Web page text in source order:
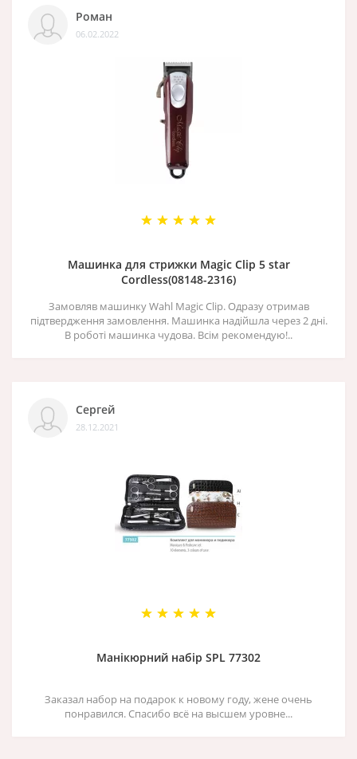
Роман
06.02.2022
Машинка для стрижки Magic Clip 5 star
Cordless(08148-2316)
Замовляв машинку Wahl Magic Clip. Одразу отримав
підтвердження замовлення. Машинка надійшла через 2 дні.
В роботі машинка чудова. Всім рекомендую!..
Сергей
28.12.2021
Манікюрний набір SPL 77302
Заказал набор на подарок к новому году, жене очень
понравился. Спасибо всё на высшем уровне...